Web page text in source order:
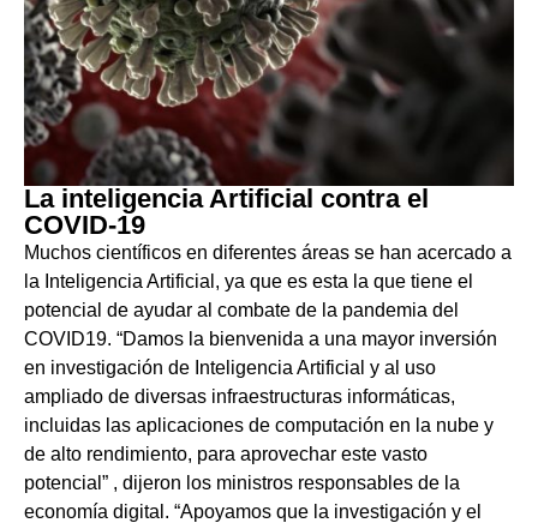
La inteligencia Artificial contra el
COVID-19
Muchos científicos en diferentes áreas se han acercado a
la Inteligencia Artificial, ya que es esta la que tiene el
potencial de ayudar al combate de la pandemia del
COVID19. “Damos la bienvenida a una mayor inversión
en investigación de Inteligencia Artificial y al uso
ampliado de diversas infraestructuras informáticas,
incluidas las aplicaciones de computación en la nube y
de alto rendimiento, para aprovechar este vasto
potencial” , dijeron los ministros responsables de la
economía digital. “Apoyamos que la investigación y el